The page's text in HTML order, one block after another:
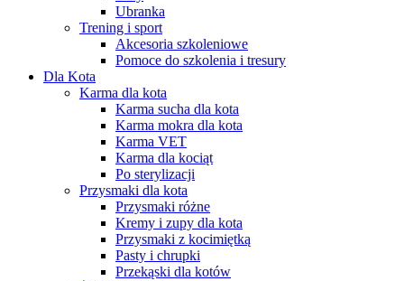
Ubranka
Trening i sport
Akcesoria szkoleniowe
Pomoce do szkolenia i tresury
Dla Kota
Karma dla kota
Karma sucha dla kota
Karma mokra dla kota
Karma VET
Karma dla kociąt
Po sterylizacji
Przysmaki dla kota
Przysmaki różne
Kremy i zupy dla kota
Przysmaki z kocimiętką
Pasty i chrupki
Przekąski dla kotów